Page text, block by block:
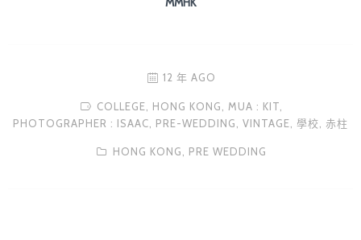
12 年 AGO
COLLEGE, HONG KONG,
MUA : KIT,
PHOTOGRAPHER : ISAAC,
PRE-WEDDING, VINTAGE, 學校, 赤柱
HONG KONG, PRE WEDDING